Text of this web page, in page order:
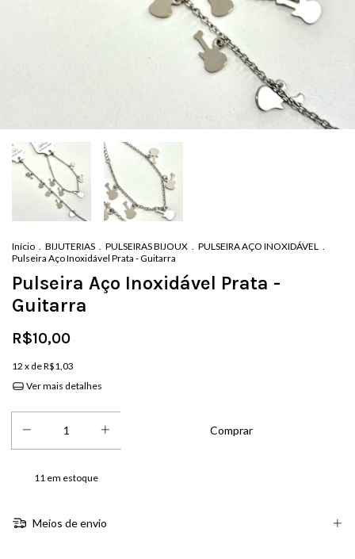
Início . BIJUTERIAS . PULSEIRAS BIJOUX . PULSEIRA AÇO INOXIDÁVEL .
Pulseira Aço Inoxidável Prata - Guitarra
Pulseira Aço Inoxidável Prata -
Guitarra
R$10,00
12 x deR$1,03
Ver mais detalhes
11 em estoque
Meios de envio